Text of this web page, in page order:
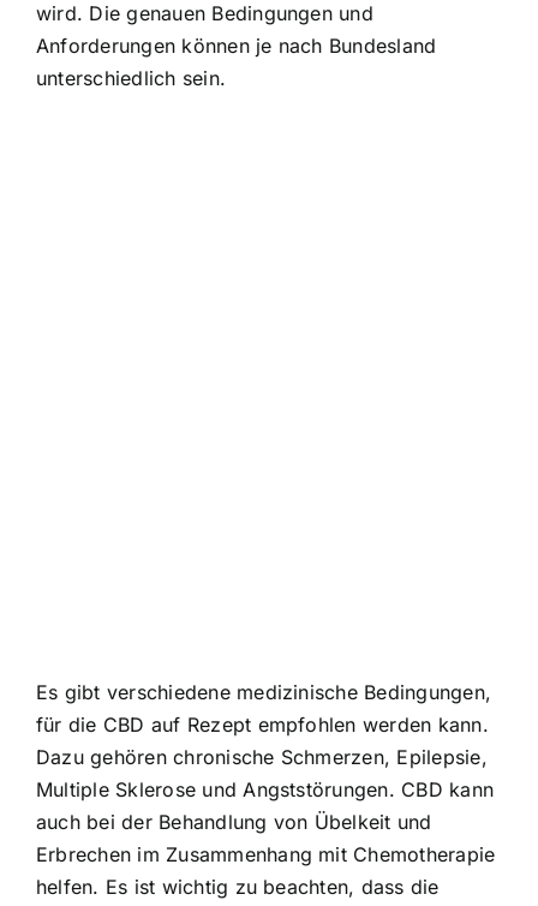
wird. Die genauen Bedingungen und
Anforderungen können je nach Bundesland
unterschiedlich sein.
Es gibt verschiedene medizinische Bedingungen,
für die CBD auf Rezept empfohlen werden kann.
Dazu gehören chronische Schmerzen, Epilepsie,
Multiple Sklerose und Angststörungen. CBD kann
auch bei der Behandlung von Übelkeit und
Erbrechen im Zusammenhang mit Chemotherapie
helfen. Es ist wichtig zu beachten, dass die